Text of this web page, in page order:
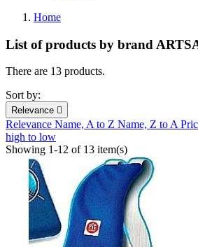
Home
List of products by brand
There are 13 products.
Sort by:
Relevance 
Relevance Name, A to Z Name, Z to A
high to low
Showing 1-12 of 13 item(s)